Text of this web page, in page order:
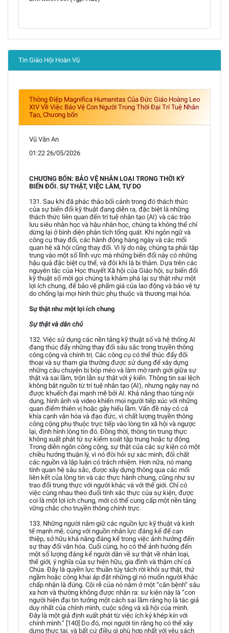
Tin Giáo Hội Hoàn Vũ
Thông Điệp Magnifica Humanitas Của Đức Giáo Hoàng Leo
XIV Về Việc Bảo Vệ Con Người Trong Thời Đại Trí Tuệ Nhân
Tạo, Chương bốn
Vũ Văn An
01:22 26/05/2026
CHƯƠNG BỐN: BẢO VỆ NHÂN LOẠI TRONG THỜI KỲ
BIẾN ĐỔI. SỰ THẬT, VIỆC LÀM, TỰ DO
131. Sau khi đã phác thảo bối cảnh trong đó thách thức
của sự biến đổi kỹ thuật đang diễn ra, đặc biệt là những
thách thức liên quan đến trí tuệ nhân tạo (AI) và các trào
lưu siêu nhân học và hậu nhân học, chúng ta không thể chỉ
dừng lại ở bình diện phân tích tổng quát. Khi ngôn ngữ và
công cụ thay đổi, các hành động hàng ngày và các mối
quan hệ xã hội cũng thay đổi. Vì lý do này, chúng ta phải tập
trung vào một số lĩnh vực mà những biến đổi này có những
hậu quả đặc biệt cụ thể, và đôi khi là bi thảm. Dựa trên các
nguyên tắc của Học thuyết Xã hội của Giáo hội, sự biến đổi
kỹ thuật số mời gọi chúng ta khám phá lại sự thật như một
lợi ích chung, để bảo vệ phẩm giá của lao động và bảo vệ tự
do chống lại mọi hình thức phụ thuộc và thương mại hóa.
Sự thật như một lợi ích chung
Sự thật và dân chủ
132. Việc sử dụng các nền tảng kỹ thuật số và hệ thống AI
đang thúc đẩy những thay đổi sâu sắc trong truyền thông
công cộng và chính trị. Các công cụ có thể thúc đẩy đối
thoại và sự tham gia thường được sử dụng để xây dựng
những câu chuyện bị bóp méo và làm mờ ranh giới giữa sự
thật và sai lầm, trộn lẫn sự thật với ý kiến. Thông tin sai lệch
không bắt nguồn từ trí tuệ nhân tạo (AI), nhưng ngày nay nó
được khuếch đại mạnh mẽ bởi AI. Khả năng thao túng nội
dung, hình ảnh và video khiến mọi người tiếp xúc với những
quan điểm thiên vị hoặc gây hiểu lầm. Vấn đề này có cả
khía cạnh văn hóa và đạo đức, vì chất lượng truyền thông
công cộng phụ thuộc trực tiếp vào lòng tin xã hội và ngược
lại, định hình lòng tin đó. Đồng thời, thông tin trung thực
không xuất phát từ sự kiểm soát tập trung hoặc tự động.
Trong diễn ngôn công cộng, sự thật của các sự kiện có một
chiều hướng thuận lý, vì nó đòi hỏi sự xác minh, đối chất
các nguồn và lập luận có trách nhiệm. Hơn nữa, nó mang
tính quan hệ sâu sắc, được xây dựng thông qua các mối
liên kết của lòng tin và các thực hành chung, cũng như sự
trao đổi trung thực với người khác và với thế giới. Chỉ có
việc cùng nhau theo đuổi tính xác thực của sự kiện, được
coi là một lợi ích chung, mới có thể cung cấp một nền tảng
vững chắc cho truyền thông chính trực.
133. Những người nắm giữ các nguồn lực kỹ thuật và kinh
tế mạnh mẽ, cùng với nguồn nhân lực đáng kể để can
thiệp, sở hữu khả năng đáng kể trong việc ảnh hưởng đến
sự thay đổi văn hóa. Cuối cùng, họ có thể ảnh hưởng đến
một số lượng đáng kể người dân về sự thật về nhân loại,
thế giới, ý nghĩa của sự hiện hữu, gia đình và thậm chí cả
Chúa. Đây là quyền lực thuần túy tách rời khỏi sự thật, thứ
ngầm hoặc công khai áp đặt những gì nó muốn người khác
chấp nhận là đúng. Cội rễ của nó nằm ở một “căn bệnh” sâu
xa hơn và thường không được nhận ra: sư kiện này là “con
người hiện đại tin tưởng một cách sai lầm rằng họ là tác giả
duy nhất của chính mình, cuộc sống và xã hội của mình.
Đây là một giả định xuất phát từ việc ích kỷ khép kín với
chính mình.” [140] Do đó, mọi người tin rằng họ có thể xây
dựng thực tại, và bất cứ điều gì phù hợp nhất với yêu sách